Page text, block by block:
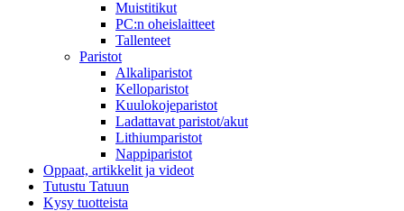
Muistitikut
PC:n oheislaitteet
Tallenteet
Paristot
Alkaliparistot
Kelloparistot
Kuulokojeparistot
Ladattavat paristot/akut
Lithiumparistot
Nappiparistot
Oppaat, artikkelit ja videot
Tutustu Tatuun
Kysy tuotteista